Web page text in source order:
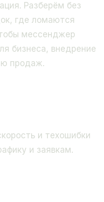
Разберём без
где ломаются
мессенджер
бизнеса, внедрение
продаж.
и техошибки
и заявкам.